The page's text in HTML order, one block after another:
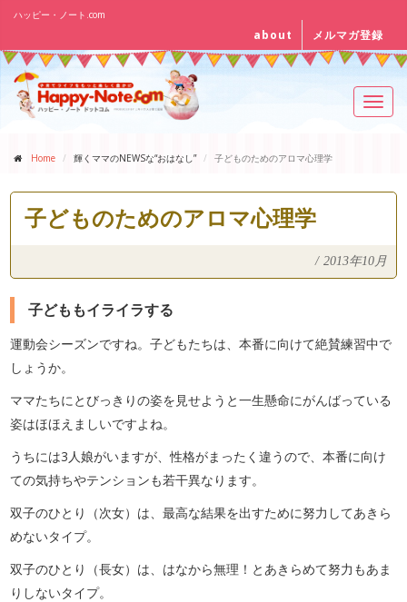
ハッピー・ノート.com
about メルマガ登録
Home 輝くママのNEWSな“おはなし” 子どものためのアロマ心理学
子どものためのアロマ心理学
/ 2013年10月
子どももイライラする
運動会シーズンですね。子どもたちは、本番に向けて絶賛練習中で
しょうか。
ママたちにとびっきりの姿を見せようと一生懸命にがんばっている
姿はほほえましいですよね。
うちには3人娘がいますが、性格がまったく違うので、本番に向け
ての気持ちやテンションも若干異なります。
双子のひとり（次女）は、最高な結果を出すために努力してあきら
めないタイプ。
双子のひとり（長女）は、はなから無理！とあきらめて努力もあま
りしないタイプ。